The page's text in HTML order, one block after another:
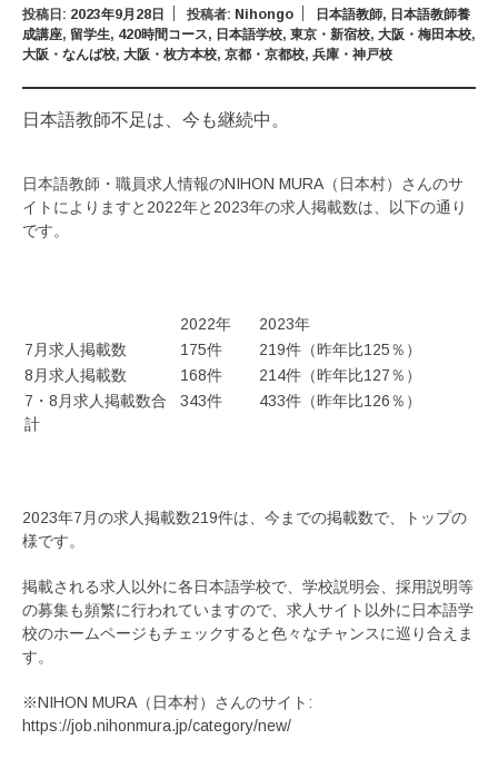
投稿日: 2023年9月28日 投稿者: Nihongo 日本語教師, 日本語教師養
成講座, 留学生, 420時間コース, 日本語学校, 東京・新宿校, 大阪・梅田本校,
大阪・なんば校, 大阪・枚方本校, 京都・京都校, 兵庫・神戸校
日本語教師不足は、今も継続中。
日本語教師・職員求人情報のNIHON MURA（日本村）さんのサ
イトによりますと2022年と2023年の求人掲載数は、以下の通り
です。
2022年
2023年
7月求人掲載数
175件
219件（昨年比125％）
8月求人掲載数
168件
214件（昨年比127％）
7・8月求人掲載数合
計
343件 433件（昨年比126％）
2023年7月の求人掲載数219件は、今までの掲載数で、トップの
様です。
掲載される求人以外に各日本語学校で、学校説明会、採用説明等
の募集も頻繁に行われていますので、求人サイト以外に日本語学
校のホームページもチェックすると色々なチャンスに巡り合えま
す。
※NIHON MURA（日本村）さんのサイト:
https://job.nihonmura.jp/category/new/